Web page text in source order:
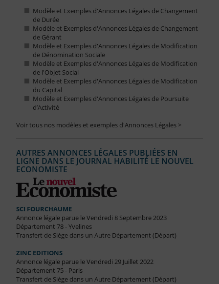
Modèle et Exemples d'Annonces Légales de Changement
de Durée
Modèle et Exemples d'Annonces Légales de Changement
de Gérant
Modèle et Exemples d'Annonces Légales de Modification
de Dénomination Sociale
Modèle et Exemples d'Annonces Légales de Modification
de l'Objet Social
Modèle et Exemples d'Annonces Légales de Modification
du Capital
Modèle et Exemples d'Annonces Légales de Poursuite
d’Activité
Voir tous nos modèles et exemples d'Annonces Légales >
AUTRES ANNONCES LÉGALES PUBLIÉES EN
LIGNE DANS LE JOURNAL HABILITÉ LE NOUVEL
ECONOMISTE
SCI FOURCHAUME
Annonce légale parue le Vendredi 8 Septembre 2023
Département 78 - Yvelines
Transfert de Siège dans un Autre Département (Départ)
ZINC EDITIONS
Annonce légale parue le Vendredi 29 Juillet 2022
Département 75 - Paris
Transfert de Siège dans un Autre Département (Départ)